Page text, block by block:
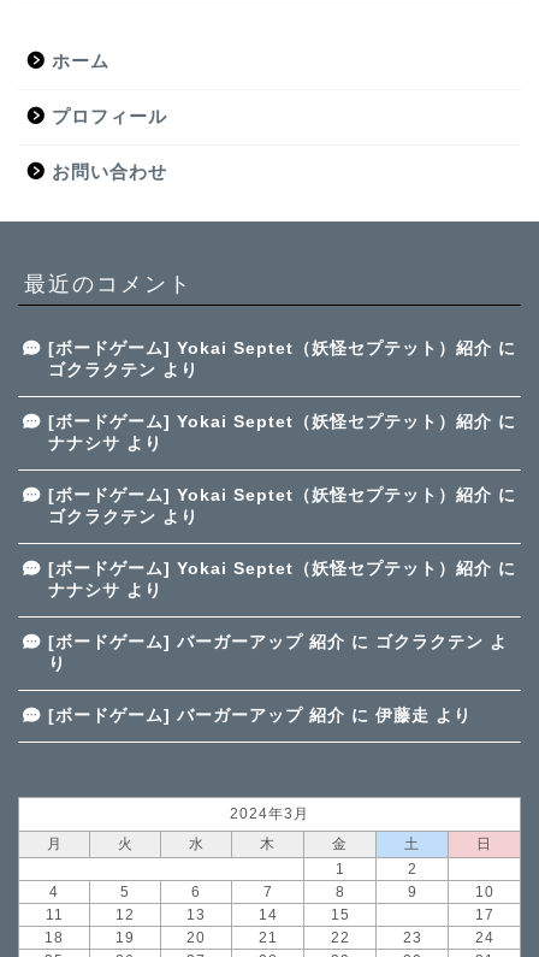
ホーム
プロフィール
お問い合わせ
最近のコメント
[ボードゲーム] Yokai Septet（妖怪セプテット）紹介 に
ゴクラクテン より
[ボードゲーム] Yokai Septet（妖怪セプテット）紹介 に
ナナシサ より
[ボードゲーム] Yokai Septet（妖怪セプテット）紹介 に
ゴクラクテン より
[ボードゲーム] Yokai Septet（妖怪セプテット）紹介 に
ナナシサ より
[ボードゲーム] バーガーアップ 紹介 に ゴクラクテン よ
り
[ボードゲーム] バーガーアップ 紹介 に 伊藤走 より
2024年3月
月
火 水 木 金 土
日
1
2
4
5 6 7 8 9
10
11
12 13 14 15
17
18
19 20 21 22 23
24